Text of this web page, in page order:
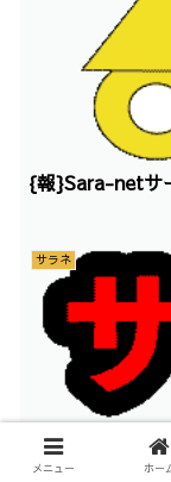
{報}Sara-netサ
サラネ
メニュー ホー